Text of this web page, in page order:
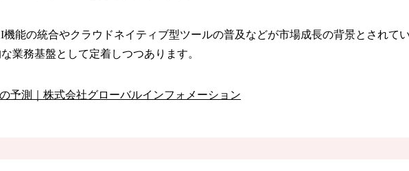
能の統合やクラウドネイティブ型ツールの普及などが市場成長の背景とされて
業務基盤として定着しつつあります。
予測｜株式会社グローバルインフォメーション